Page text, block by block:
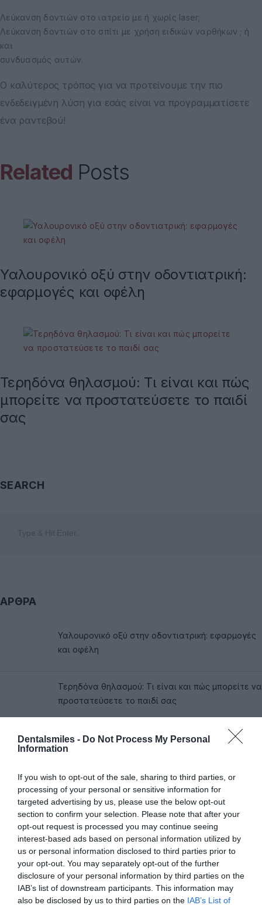
Dentalsmiles - Do Not Process My Personal
Information
If you wish to opt-out of the sale, sharing to third parties, or
processing of your personal or sensitive information for
targeted advertising by us, please use the below opt-out
section to confirm your selection. Please note that after your
opt-out request is processed you may continue seeing
interest-based ads based on personal information utilized by
us or personal information disclosed to third parties prior to
your opt-out. You may separately opt-out of the further
disclosure of your personal information by third parties on the
IAB’s list of downstream participants. This information may
also be disclosed by us to third parties on the IAB’s List of
Λεύκανση δοντιών στο ιατρείο με ή χωρίς laser;
Λεύκανση δοντιών στο σπίτι με χρήση ειδικών ναρθήκων ; ή
και
συνδυασμός αυτών.
Ο καλύτερος τρόπος για να προτείνουμε την πιο
ενδεδειγμένη λύση για εσάς είναι να προγραμματίσετε
ένα ραντεβού!
Related Posts
Υαλουρονικό οξύ στην οδοντιατρική:
εφαρμογές και οφέλη
Τερηδόνα θηλασμού: Τι είναι και πώς
μπορείτε να προστατεύσετε το παιδί
σας
SEARCH
ΑΡΘΡΑ
Υαλουρονικό οξύ στην οδοντιατρική: εφαρμογές
και οφέλη
Τερηδόνα θηλασμού: Τι είναι και πώς μπορείτε να
προστατεύσετε το παιδί σας
Πότε χρειάζεται ένα παιδί να κάνει τις
οδοντιατρικές του εργασίες με μέθη ή
Πρώτη επίσκεψη στον οδοντίατρο: πώς να
προετοιμάσουν οι γονείς τα παιδιά
Γιατί είναι σημαντικό να πάει το παιδί από νωρίς
στον οδοντίατρο;